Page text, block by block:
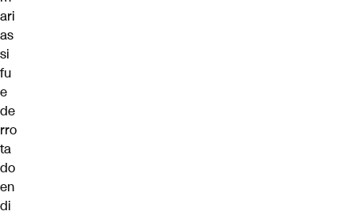
ari
as
si
fu
e
de
rro
ta
do
en
di